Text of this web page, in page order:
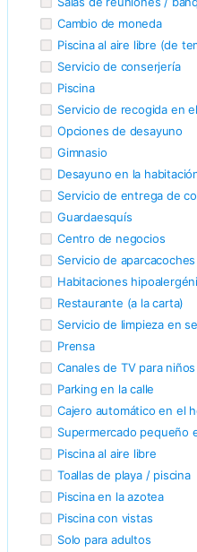
Cambio de moneda
Piscina al aire libre (de
Servicio de conserjería
Piscina
Servicio de recogida en
Opciones de desayuno
Gimnasio
Desayuno en la
Servicio de entrega de
Guardaesquís
Centro de negocios
Servicio de aparcacoches
Habitaciones
Restaurante (a la carta)
Servicio de limpieza en
Prensa
Canales de TV para niños
Parking en la calle
Cajero automático en el
Supermercado pequeño
Piscina al aire libre
Toallas de playa / piscina
Piscina en la azotea
Piscina con vistas
Solo para adultos